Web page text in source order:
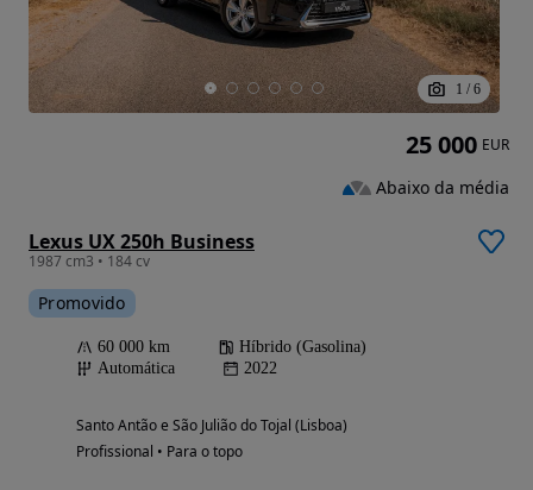
1 / 6
Lexus UX 250h Business
1987 cm3 • 184 cv
Promovido
60 000 km
Híbrido (Gasolina)
Automática
2022
Santo Antão e São Julião do Tojal (Lisboa)
Profissional • Para o topo
25 000 EUR
Abaixo da média